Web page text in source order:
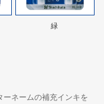
緑
ーネームの補充インキを